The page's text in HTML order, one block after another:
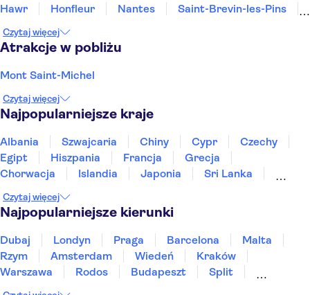
Hawr
Honfleur Nantes
Saint-Brevin-les-Pins
Czytaj więcej
Atrakcje w pobliżu
Mont Saint-Michel
Czytaj więcej
Najpopularniejsze kraje
Albania Szwajcaria Chiny Cypr
Czechy
Egipt
Hiszpania Francja
Grecja
Chorwacja
Islandia Japonia
Sri Lanka
Tunezja
Turcja Wietnam
Czytaj więcej
Najpopularniejsze kierunki
Dubaj Londyn Praga Barcelona
Malta
Rzym
Amsterdam Wiedeń
Kraków
Warszawa
Rodos Budapeszt
Split